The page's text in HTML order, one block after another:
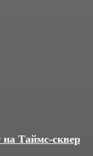
на Таймс-сквер